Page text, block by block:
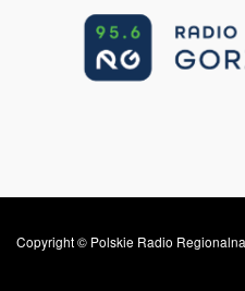
Copyright © Polskie Radio